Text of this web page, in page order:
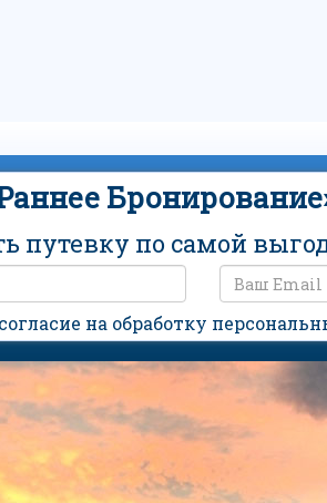
путевку по самой
cогласие на обработку